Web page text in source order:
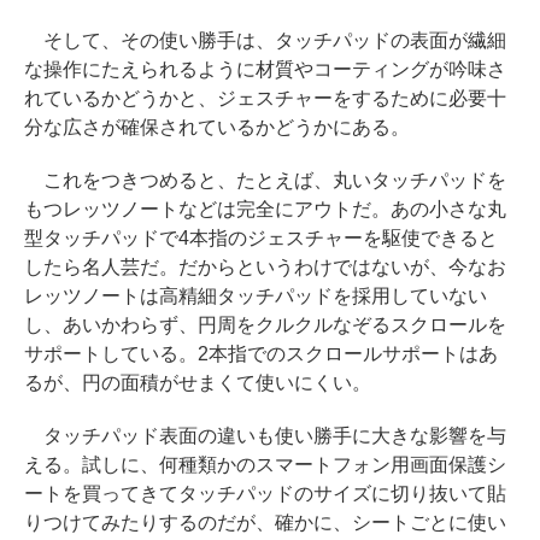
そして、その使い勝手は、タッチパッドの表面が繊細
な操作にたえられるように材質やコーティングが吟味さ
れているかどうかと、ジェスチャーをするために必要十
分な広さが確保されているかどうかにある。
これをつきつめると、たとえば、丸いタッチパッドを
もつレッツノートなどは完全にアウトだ。あの小さな丸
型タッチパッドで4本指のジェスチャーを駆使できると
したら名人芸だ。だからというわけではないが、今なお
レッツノートは高精細タッチパッドを採用していない
し、あいかわらず、円周をクルクルなぞるスクロールを
サポートしている。2本指でのスクロールサポートはあ
るが、円の面積がせまくて使いにくい。
タッチパッド表面の違いも使い勝手に大きな影響を与
える。試しに、何種類かのスマートフォン用画面保護シ
ートを買ってきてタッチパッドのサイズに切り抜いて貼
りつけてみたりするのだが、確かに、シートごとに使い